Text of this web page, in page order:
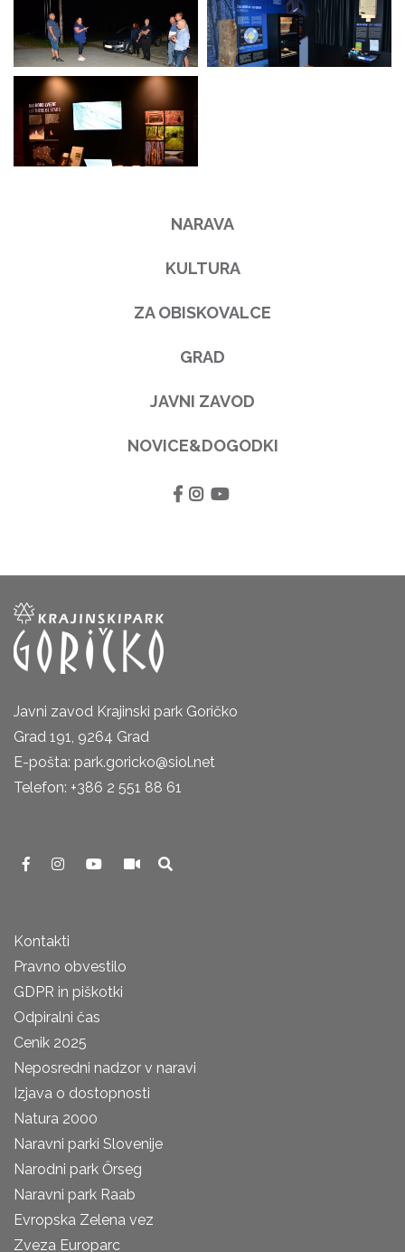
NARAVA
KULTURA
ZA OBISKOVALCE
GRAD
JAVNI ZAVOD
NOVICE&DOGODKI
Javni zavod Krajinski park Goričko
Grad 191, 9264 Grad
E-pošta: park.goricko@siol.net
Telefon: +386 2 551 88 61
Kontakti
Pravno obvestilo
GDPR in piškotki
Odpiralni čas
Cenik 2025
Neposredni nadzor v naravi
Izjava o dostopnosti
Natura 2000
Naravni parki Slovenije
Narodni park Őrseg
Naravni park Raab
Evropska Zelena vez
Zveza Europarc